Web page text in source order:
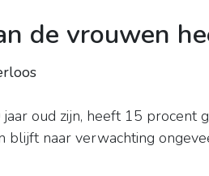
de vrouwen
oud zijn, heeft 15 procent
blijft naar verwachting